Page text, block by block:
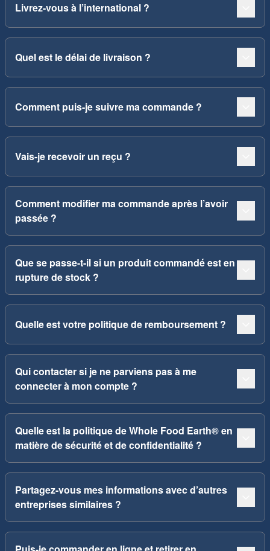
Livrez-vous à l’international ?
Quel est le délai de livraison ?
Comment puis-je suivre ma commande ?
Vais-je recevoir un reçu ?
Comment modifier ma commande après l’avoir
passée ?
Que se passe-t-il si un produit commandé est en
rupture de stock ?
Quelle est votre politique de remboursement ?
Qui contacter si je ne parviens pas à me
connecter à mon compte ?
Quelle est la politique de Whole Food Earth® en
matière de sécurité et de confidentialité ?
Partagez-vous mes informations avec d’autres
entreprises similaires ?